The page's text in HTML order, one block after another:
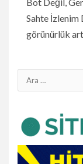
Sahte
görünürlük
Arama: